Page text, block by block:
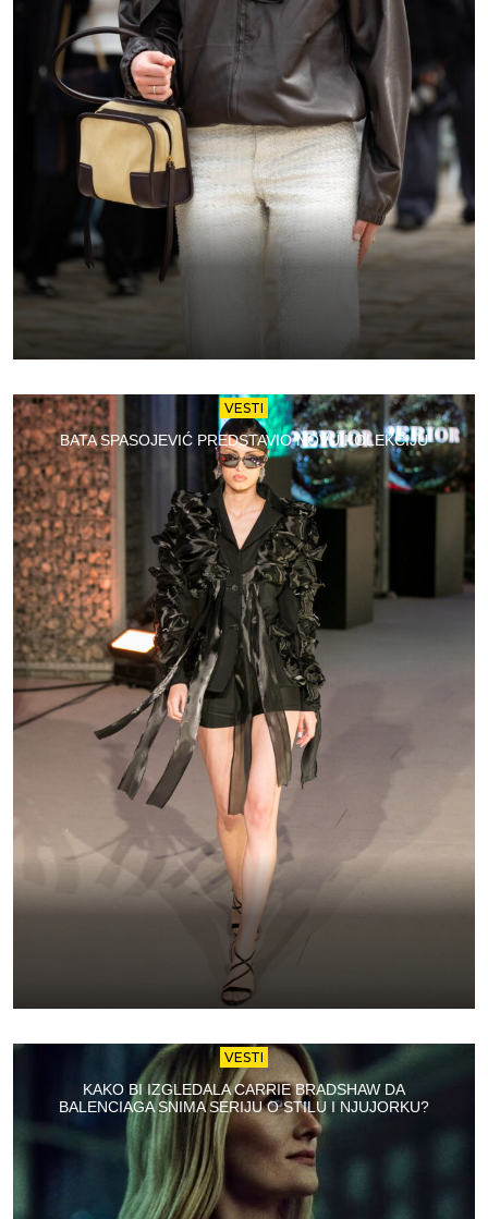
VESTI
BATA SPASOJEVIĆ PREDSTAVIO NOVU KOLEKCIJU
VESTI
KAKO BI IZGLEDALA CARRIE BRADSHAW DA
BALENCIAGA SNIMA SERIJU O STILU I NJUJORKU?